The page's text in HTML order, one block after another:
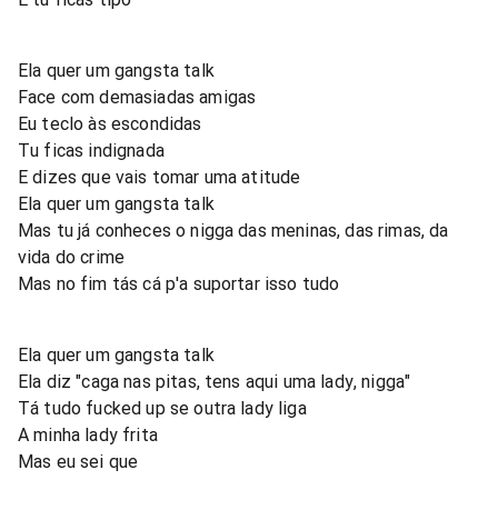
Ela quer um gangsta talk
Face com demasiadas amigas
Eu teclo às escondidas
Tu ficas indignada
E dizes que vais tomar uma atitude
Ela quer um gangsta talk
Mas tu já conheces o nigga das meninas, das rimas, da
vida do crime
Mas no fim tás cá p'a suportar isso tudo
Ela quer um gangsta talk
Ela diz "caga nas pitas, tens aqui uma lady, nigga"
Tá tudo fucked up se outra lady liga
A minha lady frita
Mas eu sei que